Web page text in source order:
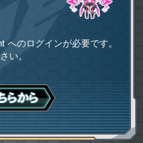
へのログインが必要です。
い。